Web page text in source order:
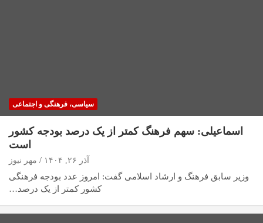
سیاسی، فرهنگی و اجتماعی
اسماعیلی: سهم فرهنگ کمتر از یک درصد بودجه کشور
است
آذر ۲۶, ۱۴۰۴ مهر نیوز
وزیر سابق فرهنگ و ارشاد اسلامی گفت: امروز عدد بودجه فرهنگی
کشور کمتر از یک درصد…